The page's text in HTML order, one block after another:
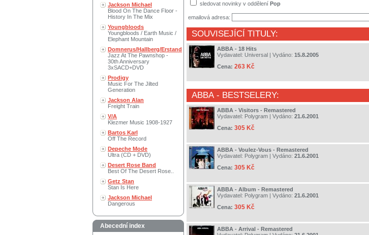
Jackson Michael
Blood On The Dance Floor -
History In The Mix
Youngbloods
Youngbloods / Earth Music /
Elephant Mountain
Domnerus/Hallberg/Erstand
Jazz At The Pawnshop -
30th Anniversary
3xSACD+DVD
Prodigy
Music For The Jilted
Generation
Jackson Alan
Freight Train
V/A
Klezmer Music 1908-1927
Bartos Karl
Off The Record
Depeche Mode
Ultra (CD + DVD)
Desert Rose Band
Best Of The Desert Rose..
Getz Stan
Stan Is Here
Jackson Michael
Dangerous
Abecední index
sledovat novinky v oddělení Pop
emailová adresa:
SOUVISEJÍCÍ TITULY:
ABBA - 18 Hits
Vydavatel: Universal | Vydáno: 15.8.2005
Cena: 263 Kč
ABBA- BESTSELERY:
ABBA - Visitors - Remastered
Vydavatel: Polygram | Vydáno: 21.6.2001
Cena: 305 Kč
ABBA - Voulez-Vous - Remastered
Vydavatel: Polygram | Vydáno: 21.6.2001
Cena: 305 Kč
ABBA - Album - Remastered
Vydavatel: Polygram | Vydáno: 21.6.2001
Cena: 305 Kč
ABBA - Arrival - Remastered